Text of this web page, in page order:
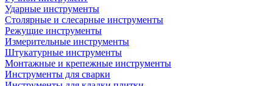
Ударные инструменты
Столярные и слесарные инструменты
Режущие инструменты
Измерительные инструменты
Штукатурные инструменты
Монтажные и крепежные инструменты
Инструменты для сварки